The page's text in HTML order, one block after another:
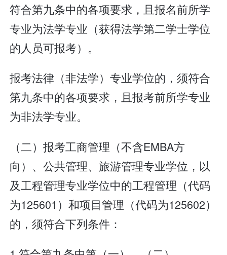
符合第九条中的各项要求，且报名前所学
专业为法学专业（获得法学第二学士学位
的人员可报考）。
报考法律（非法学）专业学位的，须符合
第九条中的各项要求，且报考前所学专业
为非法学专业。
（二）报考工商管理（不含EMBA方
向）、公共管理、旅游管理专业学位，以
及工程管理专业学位中的工程管理（代码
为125601）和项目管理（代码为125602）
的，须符合下列条件：